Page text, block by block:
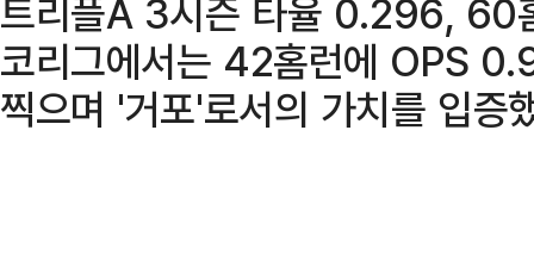
트리플A 3시즌 타율 0.296, 60
코리그에서는 42홈런에 OPS
찍으며 '거포'로서의 가치를 입증